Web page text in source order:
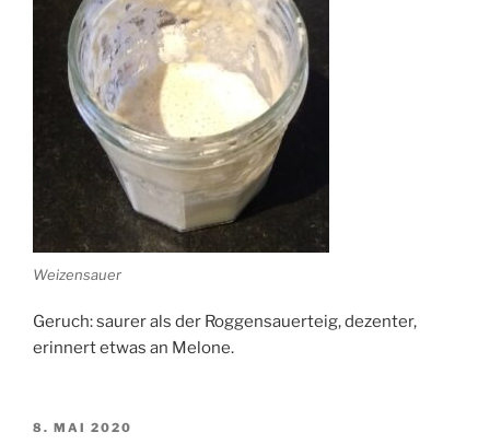
Weizensauer
Geruch: saurer als der Roggensauerteig, dezenter,
erinnert etwas an Melone.
VERÖFFENTLICHT
8. MAI 2020